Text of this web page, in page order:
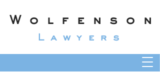
Wolfenson
Lawyers